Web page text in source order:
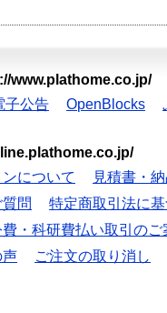
www.plathome.co.jp/
子公告 OpenBlocks
について
見積書・
問
特定商取引法に
・科研費払い取引のご
声 ご注文の取り消し